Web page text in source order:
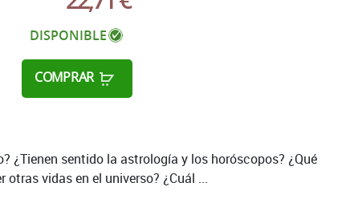
DISPONIBLE
COMPRAR
¿Tienen sentido la astrología y los horóscopos? ¿Qué
vidas en el universo? ¿Cuál ...